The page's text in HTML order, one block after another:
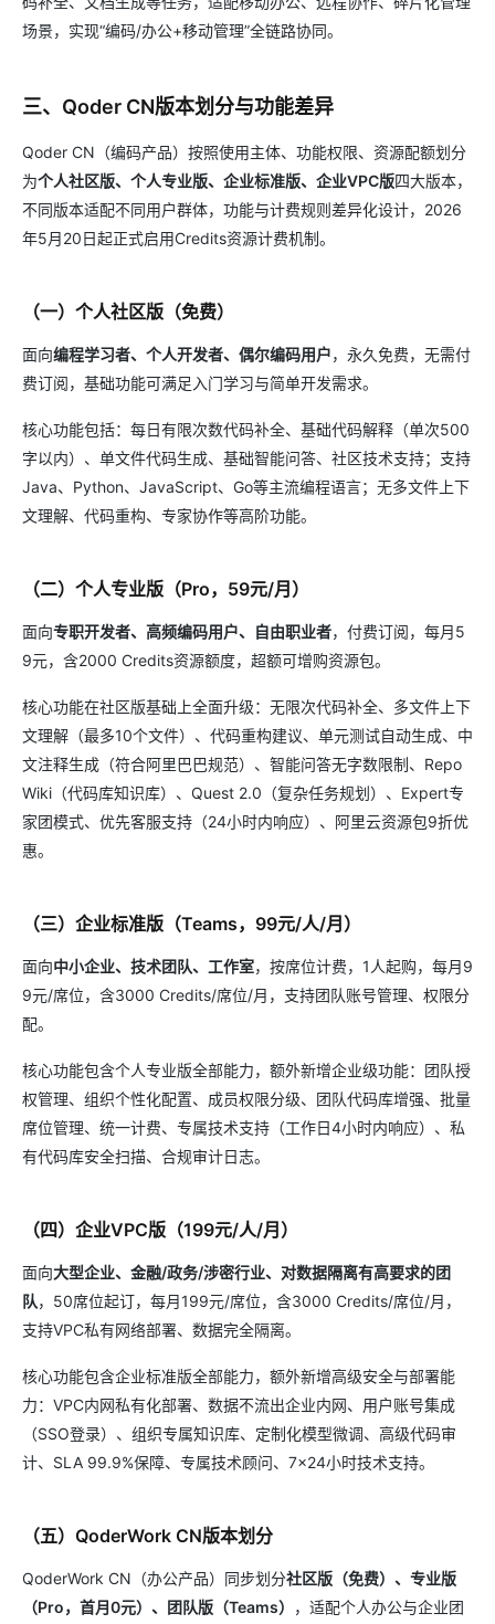
场景，实现“编码/办公+移动管理”全链路协同。
三、Qoder CN版本划分与功能差异
Qoder CN（编码产品）按照使用主体、功能权限、资源配额划分
为个人社区版、个人专业版、企业标准版、企业VPC版四大版本，
不同版本适配不同用户群体，功能与计费规则差异化设计，2026
年5月20日起正式启用Credits资源计费机制。
（一）个人社区版（免费）
面向编程学习者、个人开发者、偶尔编码用户，永久免费，无需付
费订阅，基础功能可满足入门学习与简单开发需求。
核心功能包括：每日有限次数代码补全、基础代码解释（单次500
字以内）、单文件代码生成、基础智能问答、社区技术支持；支持
Java、Python、JavaScript、Go等主流编程语言；无多文件上下
文理解、代码重构、专家协作等高阶功能。
（二）个人专业版（Pro，59元/月）
面向专职开发者、高频编码用户、自由职业者，付费订阅，每月5
9元，含2000 Credits资源额度，超额可增购资源包。
核心功能在社区版基础上全面升级：无限次代码补全、多文件上下
文理解（最多10个文件）、代码重构建议、单元测试自动生成、中
文注释生成（符合阿里巴巴规范）、智能问答无字数限制、Repo
Wiki（代码库知识库）、Quest 2.0（复杂任务规划）、Expert专
家团模式、优先客服支持（24小时内响应）、阿里云资源包9折优
惠。
（三）企业标准版（Teams，99元/人/月）
面向中小企业、技术团队、工作室，按席位计费，1人起购，每月9
9元/席位，含3000 Credits/席位/月，支持团队账号管理、权限分
配。
核心功能包含个人专业版全部能力，额外新增企业级功能：团队授
权管理、组织个性化配置、成员权限分级、团队代码库增强、批量
席位管理、统一计费、专属技术支持（工作日4小时内响应）、私
有代码库安全扫描、合规审计日志。
（四）企业VPC版（199元/人/月）
面向大型企业、金融/政务/涉密行业、对数据隔离有高要求的团
队，50席位起订，每月199元/席位，含3000 Credits/席位/月，
支持VPC私有网络部署、数据完全隔离。
核心功能包含企业标准版全部能力，额外新增高级安全与部署能
力：VPC内网私有化部署、数据不流出企业内网、用户账号集成
（SSO登录）、组织专属知识库、定制化模型微调、高级代码审
计、SLA 99.9%保障、专属技术顾问、7×24小时技术支持。
（五）QoderWork CN版本划分
QoderWork CN（办公产品）同步划分社区版（免费）、专业版
（Pro，首月0元）、团队版（Teams）
，适配个人办公与企业团